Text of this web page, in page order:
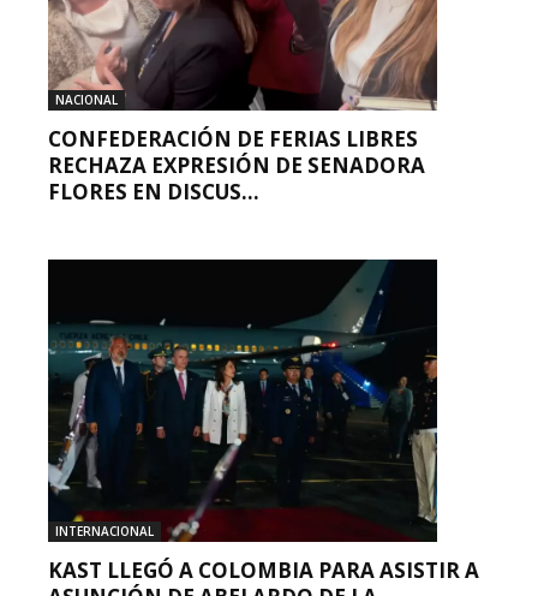
NACIONAL
CONFEDERACIÓN DE FERIAS LIBRES
RECHAZA EXPRESIÓN DE SENADORA
FLORES EN DISCUS...
INTERNACIONAL
KAST LLEGÓ A COLOMBIA PARA ASISTIR A